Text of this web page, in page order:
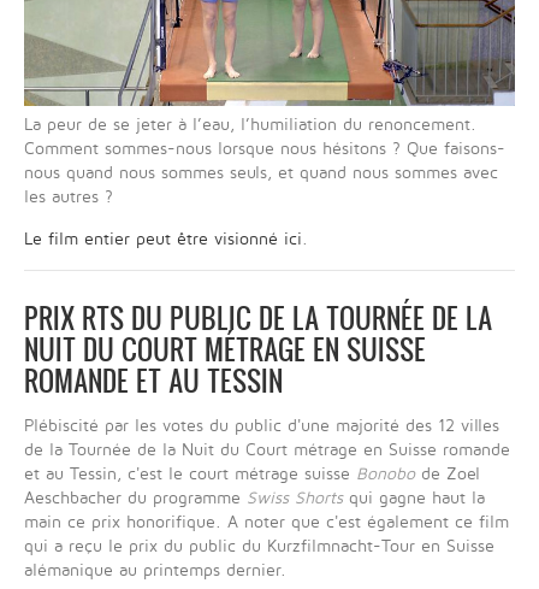
La peur de se jeter à l’eau, l’humiliation du renoncement.
Comment sommes-nous lorsque nous hésitons ? Que faisons-
nous quand nous sommes seuls, et quand nous sommes avec
les autres ?
Le film entier peut être visionné ici
PRIX RTS DU PUBLIC DE LA TOURNÉE DE LA
NUIT DU COURT MÉTRAGE EN SUISSE
ROMANDE ET AU TESSIN
Plébiscité par les votes du public d'une majorité des 12 villes
de la Tournée de la Nuit du Court métrage en Suisse romande
et au Tessin, c'est le court métrage suisse Bonobode Zoel
Aeschbacher du programme Swiss Shortsqui gagne haut la
main ce prix honorifique. A noter que c'est également ce film
qui a reçu le prix du public du Kurzfilmnacht-Tour en Suisse
alémanique au printemps dernier.